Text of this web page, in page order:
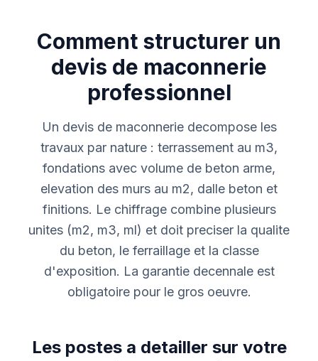
Comment structurer un
devis de maconnerie
professionnel
Un devis de maconnerie decompose les
travaux par nature : terrassement au m3,
fondations avec volume de beton arme,
elevation des murs au m2, dalle beton et
finitions. Le chiffrage combine plusieurs
unites (m2, m3, ml) et doit preciser la qualite
du beton, le ferraillage et la classe
d'exposition. La garantie decennale est
obligatoire pour le gros oeuvre.
Les postes a detailler sur votre